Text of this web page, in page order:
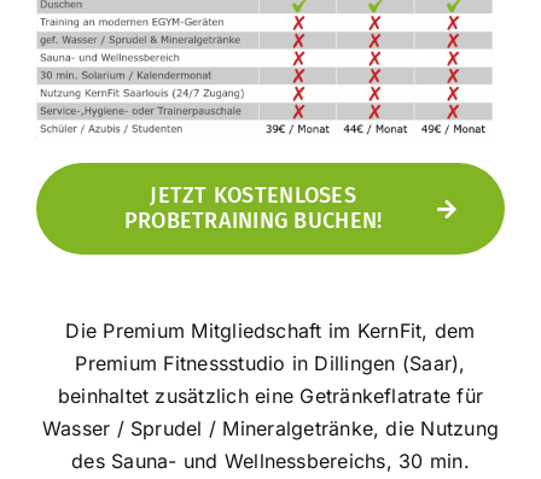
JETZT KOSTENLOSES
PROBETRAINING BUCHEN!
Die Premium Mitgliedschaft im KernFit, dem
Premium Fitnessstudio in Dillingen (Saar),
beinhaltet zusätzlich eine Getränkeflatrate für
Wasser / Sprudel / Mineralgetränke, die Nutzung
des Sauna- und Wellnessbereichs, 30 min.